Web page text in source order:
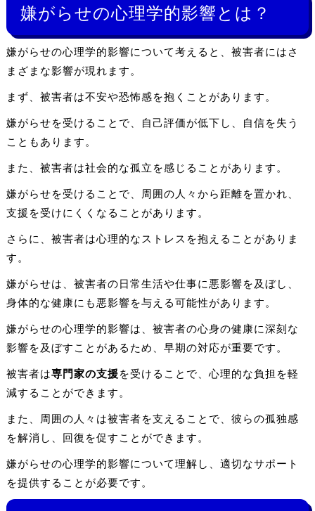
嫌がらせの心理学的影響とは？
嫌がらせの心理学的影響について考えると、被害者にはさ
まざまな影響が現れます。
まず、被害者は不安や恐怖感を抱くことがあります。
嫌がらせを受けることで、自己評価が低下し、自信を失う
こともあります。
また、被害者は社会的な孤立を感じることがあります。
嫌がらせを受けることで、周囲の人々から距離を置かれ、
支援を受けにくくなることがあります。
さらに、被害者は心理的なストレスを抱えることがありま
す。
嫌がらせは、被害者の日常生活や仕事に悪影響を及ぼし、
身体的な健康にも悪影響を与える可能性があります。
嫌がらせの心理学的影響は、被害者の心身の健康に深刻な
影響を及ぼすことがあるため、早期の対応が重要です。
被害者は専門家の支援を受けることで、心理的な負担を軽
減することができます。
また、周囲の人々は被害者を支えることで、彼らの孤独感
を解消し、回復を促すことができます。
嫌がらせの心理学的影響について理解し、適切なサポート
を提供することが必要です。